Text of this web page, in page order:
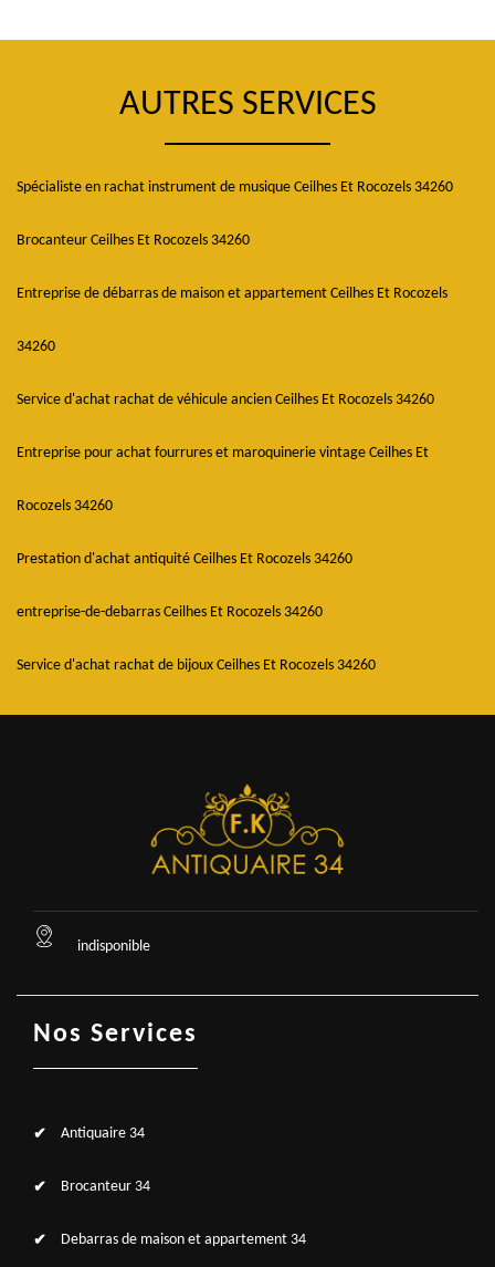
AUTRES SERVICES
Spécialiste en rachat instrument de musique Ceilhes Et Rocozels 34260
Brocanteur Ceilhes Et Rocozels 34260
Entreprise de débarras de maison et appartement Ceilhes Et Rocozels
34260
Service d'achat rachat de véhicule ancien Ceilhes Et Rocozels 34260
Entreprise pour achat fourrures et maroquinerie vintage Ceilhes Et
Rocozels 34260
Prestation d'achat antiquité Ceilhes Et Rocozels 34260
entreprise-de-debarras Ceilhes Et Rocozels 34260
Service d'achat rachat de bijoux Ceilhes Et Rocozels 34260
indisponible
Nos Services
Antiquaire 34
Brocanteur 34
Debarras de maison et appartement 34